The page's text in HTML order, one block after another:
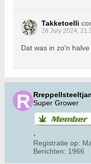
Takketoelli
28 July 2024,
Dat was in zo'n
Super Grower
Registratie op:
Berichten: 1966